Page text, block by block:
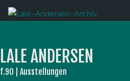
LALE ANDERSEN
f.90 | Ausstellungen